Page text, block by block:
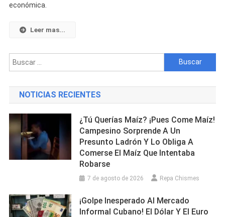
Más
Temido:
Récord
En
El
Mercado
Informal
Cubano
económica.
Leer mas...
Buscar:
NOTICIAS RECIENTES
¿Tú Querías Maíz? ¡Pues Come Maíz!
Campesino Sorprende A Un
Presunto Ladrón Y Lo Obliga A
Comerse El Maíz Que Intentaba
Robarse
7 de agosto de 2026 Repa Chismes
¡Golpe Inesperado Al Mercado
Informal Cubano! El Dólar Y El Euro